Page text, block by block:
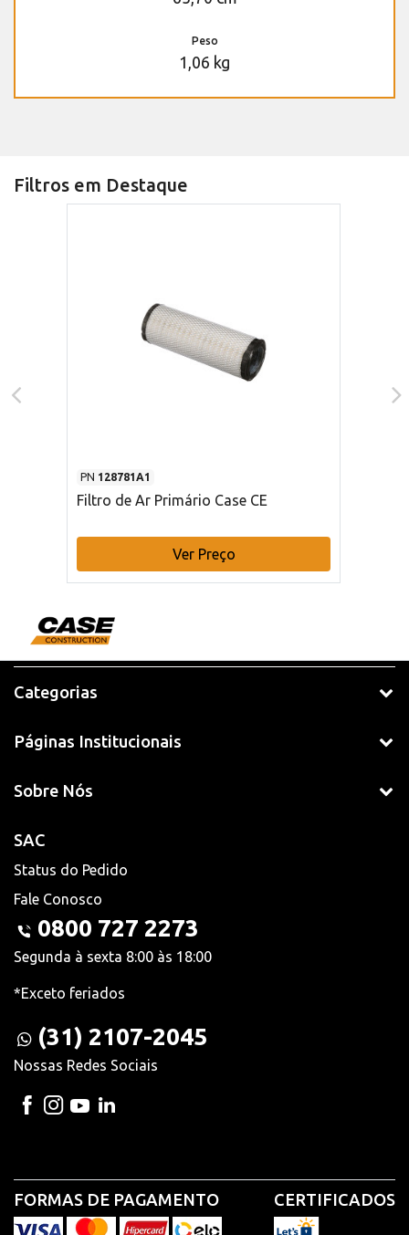
Peso
1,06 kg
Filtros em Destaque
PN 128781A1
Filtro de Ar Primário Case CE
Ver Preço
Categorias
Páginas Institucionais
Sobre Nós
SAC
Status do Pedido
Fale Conosco
0800 727 2273
Segunda à sexta 8:00 às 18:00
*Exceto feriados
(31) 2107-2045
Nossas Redes Sociais
FORMAS DE PAGAMENTO CERTIFICADOS